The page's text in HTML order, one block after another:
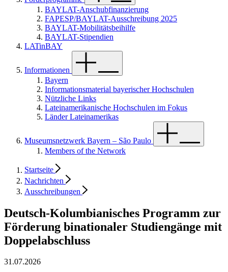
BAYLAT-Anschubfinanzierung
FAPESP/BAYLAT-Ausschreibung 2025
BAYLAT-Mobilitätsbeihilfe
BAYLAT-Stipendien
LATinBAY
Informationen
Bayern
Informationsmaterial bayerischer Hochschulen
Nützliche Links
Lateinamerikanische Hochschulen im Fokus
Länder Lateinamerikas
Museumsnetzwerk Bayern – São Paulo
Members of the Network
Startseite
Nachrichten
Ausschreibungen
Deutsch-Kolumbianisches Programm zur
Förderung binationaler Studiengänge mit
Doppelabschluss
31.07.2026